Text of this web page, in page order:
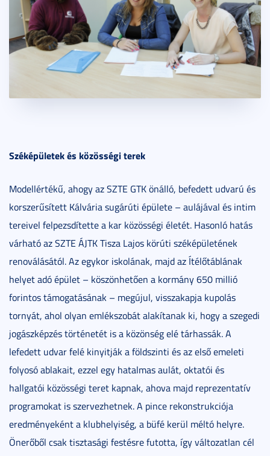
Széképületek és közösségi terek
Modellértékű, ahogy az SZTE GTK önálló, befedett udvarú és
korszerűsített Kálvária sugárúti épülete – aulájával és intim
tereivel felpezsdítette a kar közösségi életét. Hasonló hatás
várható az SZTE ÁJTK Tisza Lajos körúti széképületének
renoválásától. Az egykor iskolának, majd az Ítélőtáblának
helyet adó épület – köszönhetően a kormány 650 millió
forintos támogatásának – megújul, visszakapja kupolás
tornyát, ahol olyan emlékszobát alakítanak ki, hogy a szegedi
jogászképzés történetét is a közönség elé tárhassák. A
lefedett udvar felé kinyitják a földszinti és az első emeleti
folyosó ablakait, ezzel egy hatalmas aulát, oktatói és
hallgatói közösségi teret kapnak, ahova majd reprezentatív
programokat is szervezhetnek. A pince rekonstrukciója
eredményeként a klubhelyiség, a büfé kerül méltó helyre.
Önerőből csak tisztasági festésre futotta, így változatlan cél